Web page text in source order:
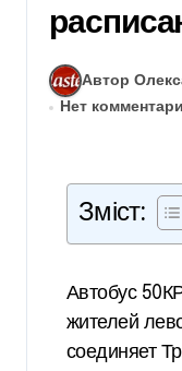
Автор
Нет
Зміст:
Автобус
жителей
соединяет